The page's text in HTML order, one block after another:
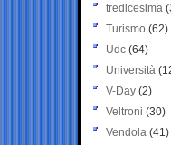
tredicesima
Turismo (62)
Udc (64)
Università
V-Day (2)
Veltroni (30)
Vendola (41)